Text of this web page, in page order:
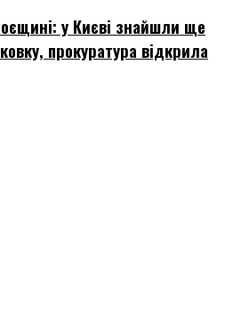
у Києві знайшли ще
прокуратура відкрила